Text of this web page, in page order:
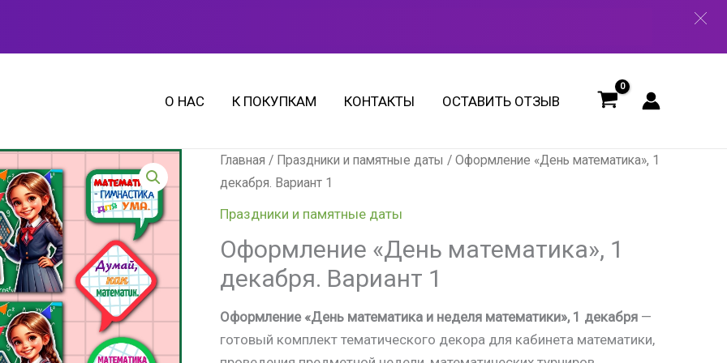
О НАС К ПОКУПКАМ КОНТАКТЫ ОСТАВИТЬ ОТЗЫВ
Главная / Праздники и памятные даты / Оформление «День математика», 1
декабря. Вариант 1
Праздники и памятные даты
Оформление «День математика», 1
декабря. Вариант 1
Оформление «День математика и неделя математики», 1 декабря —
готовый комплект тематического декора для кабинета математики,
Количество
товара
Оформление
математика",
1
декабря.
Вариант
1